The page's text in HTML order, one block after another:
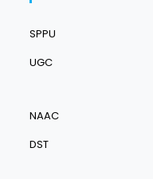
SPPU
UGC
NAAC
DST